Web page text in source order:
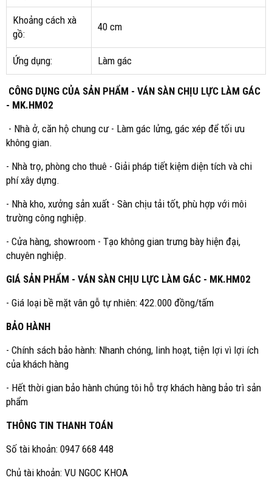
Khoảng cách xà
gồ:
40 cm
Ứng dụng: Làm gác
CÔNG DỤNG CỦA SẢN PHẨM - VÁN SÀN CHỊU LỰC LÀM GÁC
- MK.HM02
- Nhà ở, căn hộ chung cư - Làm gác lửng, gác xép để tối ưu
không gian.
- Nhà trọ, phòng cho thuê - Giải pháp tiết kiệm diện tích và chi
phí xây dựng.
- Nhà kho, xưởng sản xuất - Sàn chịu tải tốt, phù hợp với môi
trường công nghiệp.
- Cửa hàng, showroom - Tạo không gian trưng bày hiện đại,
chuyên nghiệp.
GIÁ SẢN PHẨM - VÁN SÀN CHỊU LỰC LÀM GÁC - MK.HM02
- Giá loại bề mặt vân gỗ tự nhiên: 422.000 đồng/tấm
BẢO HÀNH
- Chính sách bảo hành: Nhanh chóng, linh hoạt, tiện lợi vì lợi ích
của khách hàng
- Hết thời gian bảo hành chúng tôi hỗ trợ khách hàng bảo trì sản
phẩm
THÔNG TIN THANH TOÁN
Số tài khoản: 0947 668 448
Chủ tài khoản: VU NGOC KHOA